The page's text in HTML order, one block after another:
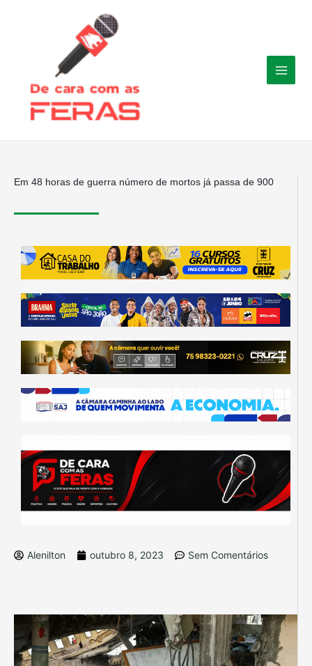
Em 48 horas de guerra número de mortos já passa de 900
Alenilton outubro 8, 2023 Sem Comentários